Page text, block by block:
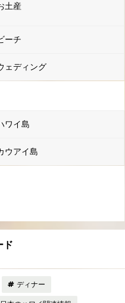
土産
ーチ
ェディング
ワイ島
ウアイ島
ド
ディナー